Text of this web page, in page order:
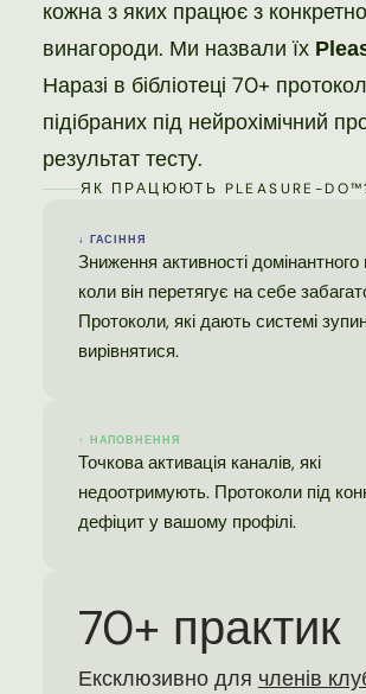
кожна з яких працює з
винагороди. Ми назвали їх
Наразі в бібліотеці 70+
підібраних під нейрохімічний
результат тесту.
ЯК ПРАЦЮЮТЬ PLEASURE-
↓ ГАСІННЯ
Зниження активності домінантного
коли він перетягує на себе
Протоколи, які дають системі
вирівнятися.
↑ НАПОВНЕННЯ
Точкова активація каналів, які
недоотримують. Протоколи під
дефіцит у вашому профілі.
70+ практик
Ексклюзивно для членів